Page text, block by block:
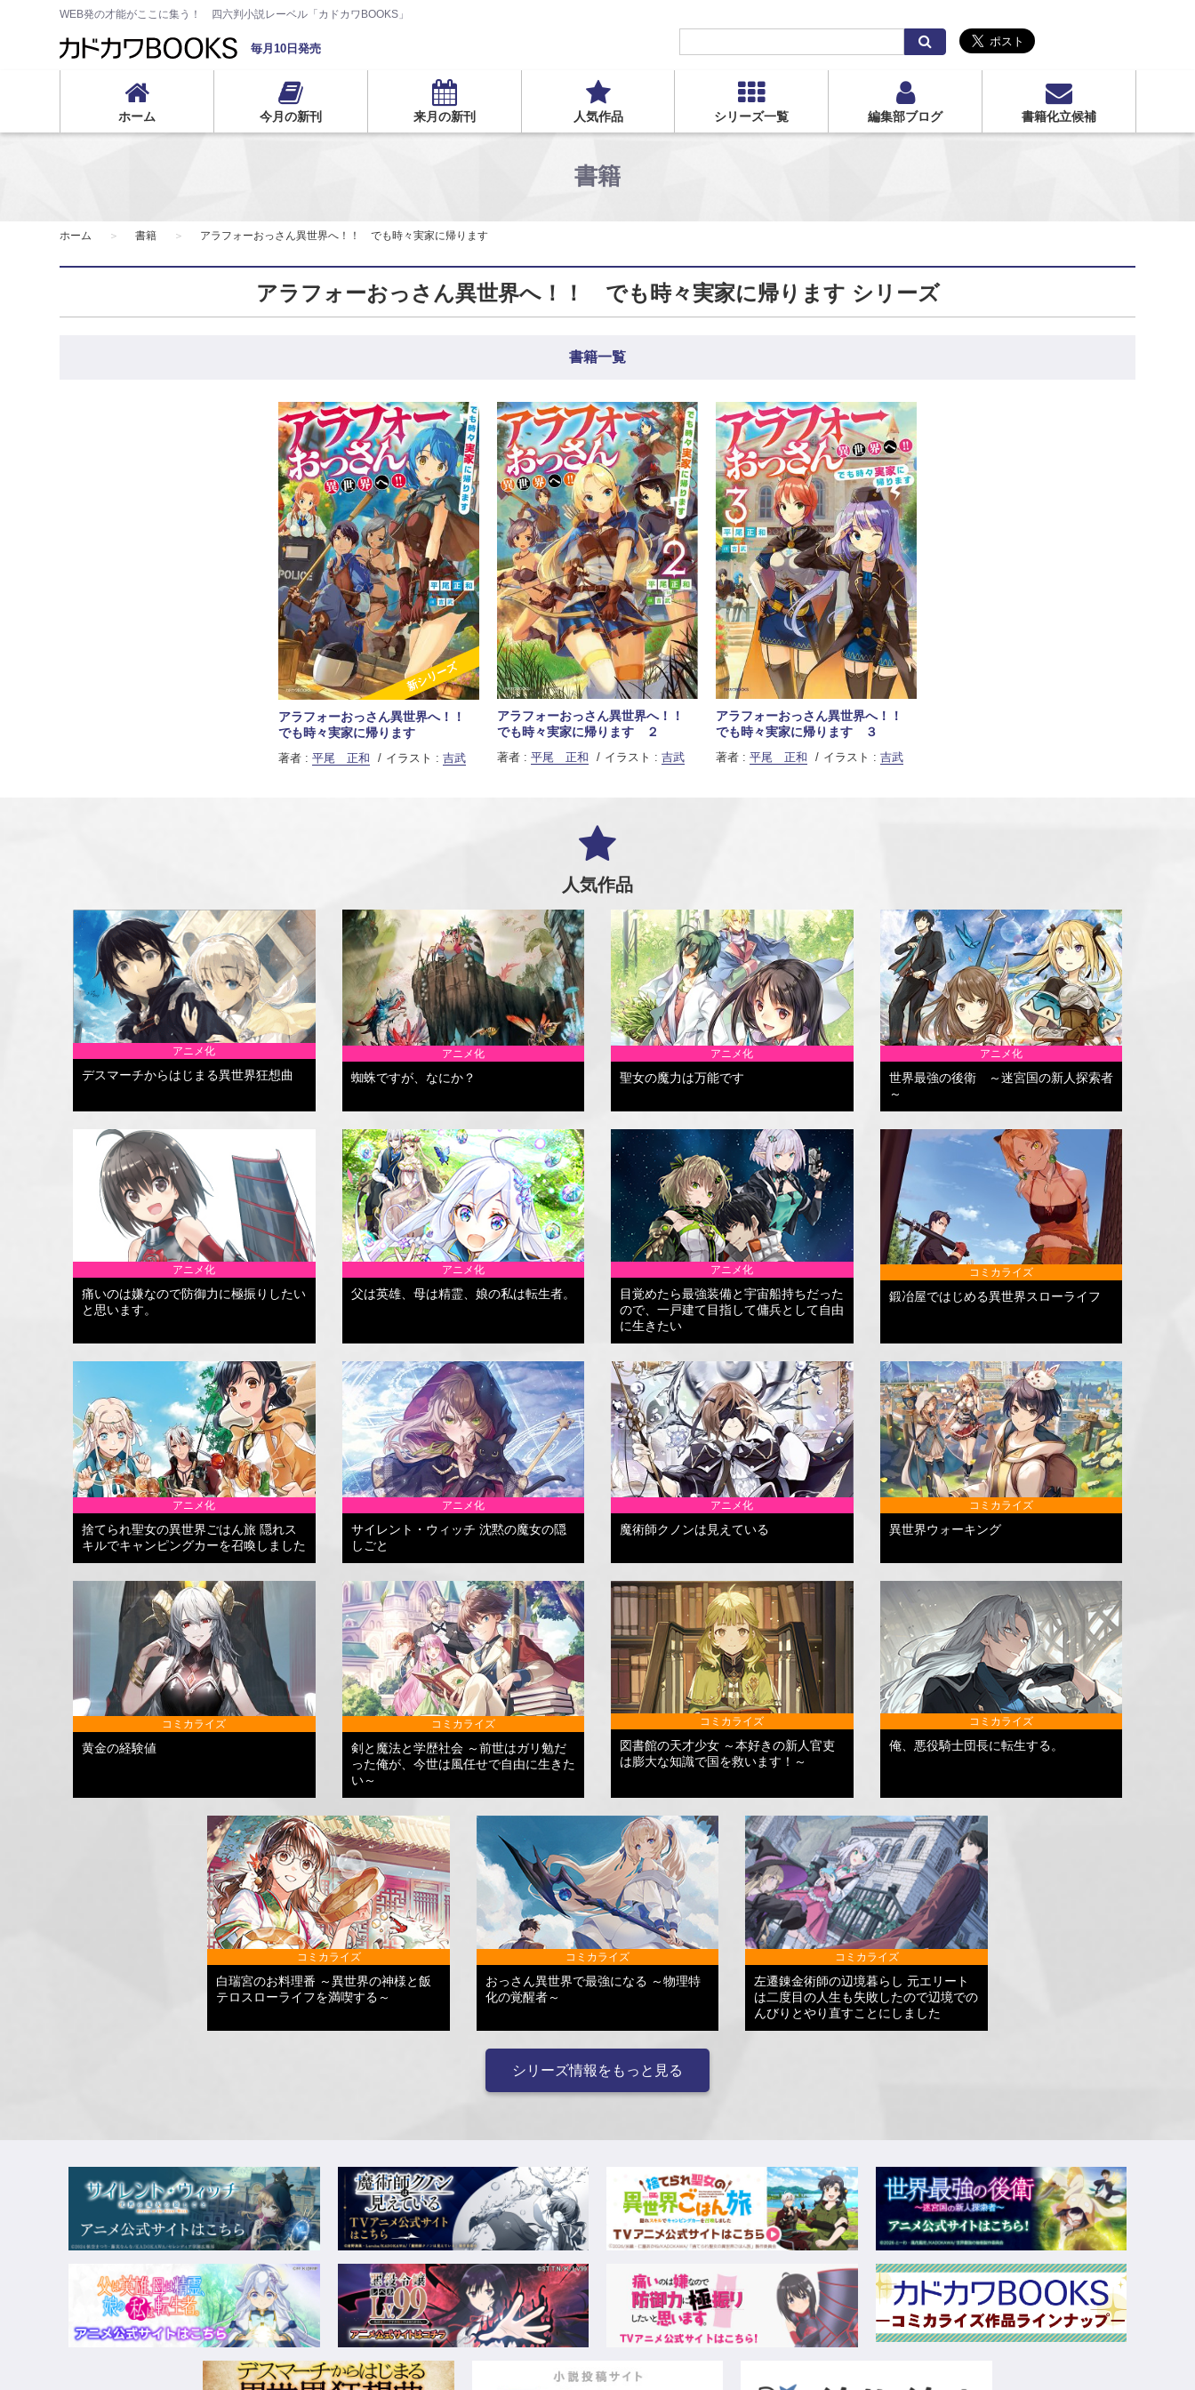
WEB発の才能がここに集う！ 四六判小説レーベル「カドカワBOOKS」
毎月10日発売
索
ホーム 今月の新刊 来月の新刊 人気作品 シリーズ一覧 編集部ブログ 書籍化立候補
書籍
ホーム 書籍 アラフォーおっさん異世界へ！！ でも時々実家に帰ります
アラフォーおっさん異世界へ！！ でも時々実家に帰ります シリーズ
書籍一覧
新シリーズ
アラフォーおっさん異世界へ！！
でも時々実家に帰ります
著者 : 平尾 正和 イラスト : 吉武
アラフォーおっさん異世界へ！！
でも時々実家に帰ります ２
著者 : 平尾 正和 イラスト : 吉武
アラフォーおっさん異世界へ！！
でも時々実家に帰ります ３
著者 : 平尾 正和 イラスト : 吉武
人気作品
アニメ化
デスマーチからはじまる異世界狂想曲
アニメ化
蜘蛛ですが、なにか？
アニメ化
聖女の魔力は万能です
アニメ化
世界最強の後衛 ～迷宮国の新人探索者
～
アニメ化
痛いのは嫌なので防御力に極振りしたい
と思います。
アニメ化
父は英雄、母は精霊、娘の私は転生者。
アニメ化
目覚めたら最強装備と宇宙船持ちだった
ので、一戸建て目指して傭兵として自由
に生きたい
コミカライズ
鍛冶屋ではじめる異世界スローライフ
アニメ化
捨てられ聖女の異世界ごはん旅 隠れス
キルでキャンピングカーを召喚しました
アニメ化
サイレント・ウィッチ 沈黙の魔女の隠
しごと
アニメ化
魔術師クノンは見えている
コミカライズ
異世界ウォーキング
コミカライズ
黄金の経験値
コミカライズ
剣と魔法と学歴社会 ～前世はガリ勉だ
った俺が、今世は風任せで自由に生きた
い～
コミカライズ
図書館の天才少女 ～本好きの新人官吏
は膨大な知識で国を救います！～
コミカライズ
俺、悪役騎士団長に転生する。
コミカライズ
白瑞宮のお料理番 ～異世界の神様と飯
テロスローライフを満喫する～
コミカライズ
おっさん異世界で最強になる ～物理特
化の覚醒者～
コミカライズ
左遷錬金術師の辺境暮らし 元エリート
は二度目の人生も失敗したので辺境での
んびりとやり直すことにしました
シリーズ情報をもっと見る